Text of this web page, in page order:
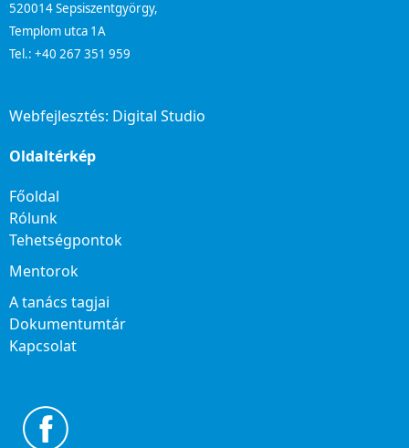
520014 Sepsiszentgyörgy,
Templom utca 1A
Tel.: +40 267 351 959
Webfejlesztés: Digital Studio
Oldaltérkép
Főoldal
Rólunk
Tehetségpontok
Mentorok
A tanács tagjai
Dokumentumtár
Kapcsolat